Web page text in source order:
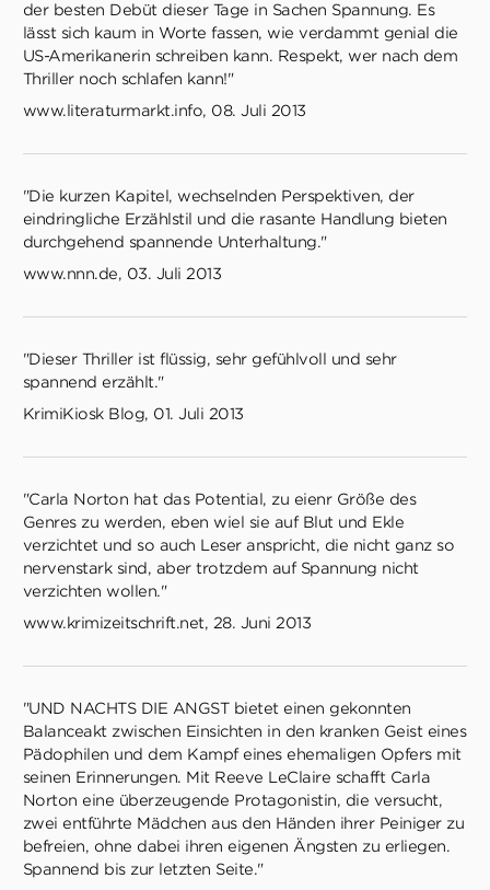
der besten Debüt dieser Tage in Sachen Spannung. Es
lässt sich kaum in Worte fassen, wie verdammt genial die
US-Amerikanerin schreiben kann. Respekt, wer nach dem
Thriller noch schlafen kann!"
www.literaturmarkt.info, 08. Juli 2013
"Die kurzen Kapitel, wechselnden Perspektiven, der
eindringliche Erzählstil und die rasante Handlung bieten
durchgehend spannende Unterhaltung."
www.nnn.de, 03. Juli 2013
"Dieser Thriller ist flüssig, sehr gefühlvoll und sehr
spannend erzählt."
KrimiKiosk Blog, 01. Juli 2013
"Carla Norton hat das Potential, zu eienr Größe des
Genres zu werden, eben wiel sie auf Blut und Ekle
verzichtet und so auch Leser anspricht, die nicht ganz so
nervenstark sind, aber trotzdem auf Spannung nicht
verzichten wollen."
www.krimizeitschrift.net, 28. Juni 2013
"UND NACHTS DIE ANGST bietet einen gekonnten
Balanceakt zwischen Einsichten in den kranken Geist eines
Pädophilen und dem Kampf eines ehemaligen Opfers mit
seinen Erinnerungen. Mit Reeve LeClaire schafft Carla
Norton eine überzeugende Protagonistin, die versucht,
zwei entführte Mädchen aus den Händen ihrer Peiniger zu
befreien, ohne dabei ihren eigenen Ängsten zu erliegen.
Spannend bis zur letzten Seite."